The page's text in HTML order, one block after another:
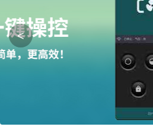
<